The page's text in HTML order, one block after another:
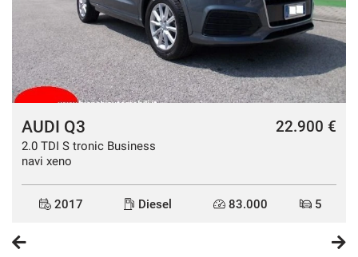
AUDI Q3
2.0 TDI S tronic Business
navi xeno
22.900 €
2017 Diesel 83.000 5